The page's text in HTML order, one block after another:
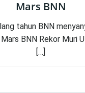
Mars BNN
tahun BNN
BNN Rekor Muri
[…]